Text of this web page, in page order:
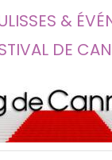
&
DE